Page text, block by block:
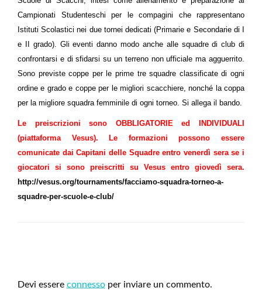
Campionati Studenteschi per le compagini che rappresentano
Istituti Scolastici nei due tornei dedicati (Primarie e Secondarie di I
e II grado). Gli eventi danno modo anche alle squadre di club di
confrontarsi e di sfidarsi su un terreno non ufficiale ma agguerrito.
Sono previste coppe per le prime tre squadre classificate di ogni
ordine e grado e coppe per le migliori scacchiere, nonché la coppa
per la migliore squadra femminile di ogni torneo. Si allega il bando.
Le preiscrizioni sono OBBLIGATORIE ed INDIVIDUALI
(piattaforma Vesus). Le formazioni possono essere
comunicate dai Capitani delle Squadre entro venerdì sera se i
giocatori si sono preiscritti su Vesus entro giovedì sera.
http://vesus.org/tournaments/facciamo-squadra-torneo-a-
squadre-per-scuole-e-club/
Devi essere connesso per inviare un commento.